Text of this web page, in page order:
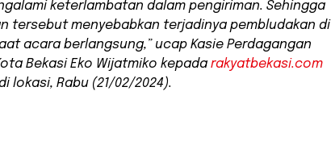
keterlambatan dalam pengiriman. Sehingga
tersebut menyebabkan terjadinya pembludakan di
acara berlangsung,” ucap Kasie Perdagangan
Bekasi Eko Wijatmiko kepada rakyatbekasi.com
lokasi, Rabu (21/02/2024).